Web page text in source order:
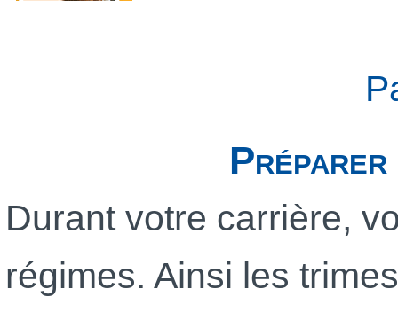
Durant votre carrière,
régimes. Ainsi les